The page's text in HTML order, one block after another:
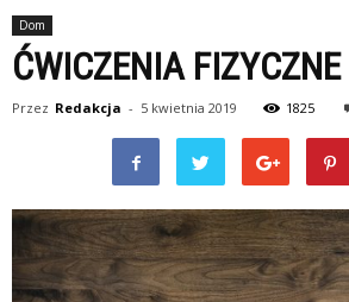
Dom
ĆWICZENIA FIZYCZNE
Przez Redakcja - 5 kwietnia 2019 1825